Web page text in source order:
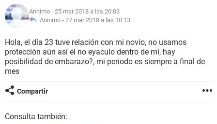
NUTRICIÓN
BIENESTAR
SEXUALIDAD
GLOSARIO
Annimo - 25 mar 2018 a las 20:03
Annimo - 27 mar 2018 a las 10:13
Hola, el día 23 tuve relación con mi novio, no usamos
protección aún así él no eyaculo dentro de mí, hay
posibilidad de embarazo?, mi periodo es siempre a final de
mes
Compartir
Consulta también: